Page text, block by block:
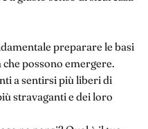
preparare le basi
possono emergere.
a sentirsi più liberi di
stravaganti e dei loro